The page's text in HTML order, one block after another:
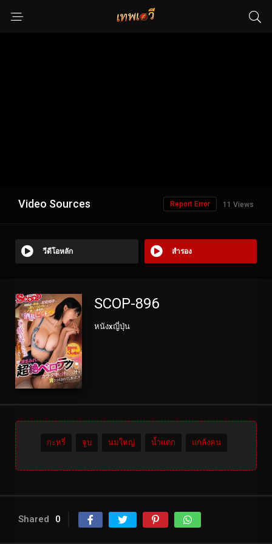
Video Sources 11 Views
Report Error
วีดีโอหลัก สำรอง
SCOP-896
หนังxญี่ปุ่น
กะหรี่ จูบ นมใหญ่ น้ำแตก แกล้งคน
Shared 0